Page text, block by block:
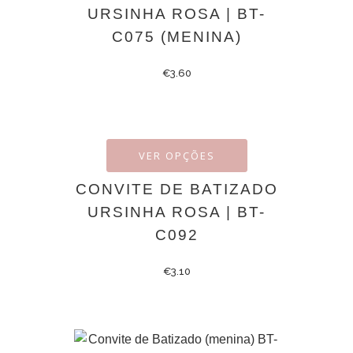
URSINHA ROSA | BT-
C075 (MENINA)
€3.60
VER OPÇÕES
CONVITE DE BATIZADO
URSINHA ROSA | BT-
C092
€3.10